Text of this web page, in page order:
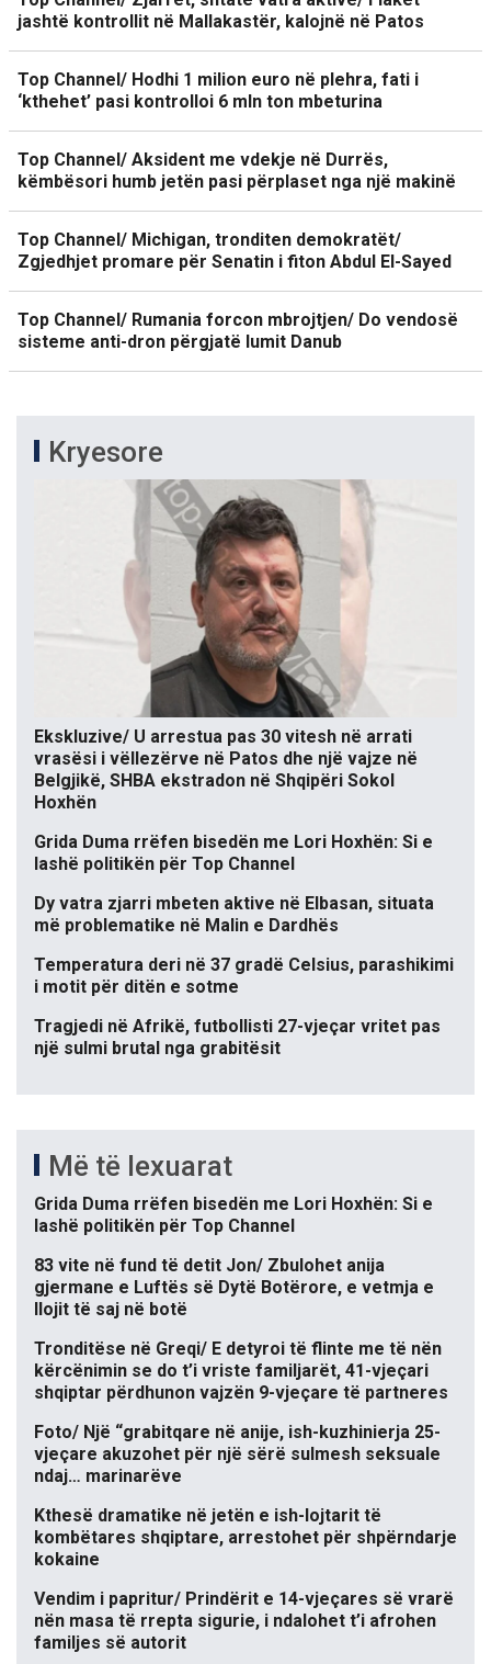
jashtë kontrollit në Mallakastër, kalojnë në Patos
Top Channel/ Hodhi 1 milion euro në plehra, fati i
‘kthehet’ pasi kontrolloi 6 mln ton mbeturina
Top Channel/ Aksident me vdekje në Durrës,
këmbësori humb jetën pasi përplaset nga një makinë
Top Channel/ Michigan, tronditen demokratët/
Zgjedhjet promare për Senatin i fiton Abdul El-Sayed
Top Channel/ Rumania forcon mbrojtjen/ Do vendosë
sisteme anti-dron përgjatë lumit Danub
Kryesore
Ekskluzive/ U arrestua pas 30 vitesh në arrati
vrasësi i vëllezërve në Patos dhe një vajze në
Belgjikë, SHBA ekstradon në Shqipëri Sokol
Hoxhën
Grida Duma rrëfen bisedën me Lori Hoxhën: Si e
lashë politikën për Top Channel
Dy vatra zjarri mbeten aktive në Elbasan, situata
më problematike në Malin e Dardhës
Temperatura deri në 37 gradë Celsius, parashikimi
i motit për ditën e sotme
Tragjedi në Afrikë, futbollisti 27-vjeçar vritet pas
një sulmi brutal nga grabitësit
Më të lexuarat
Grida Duma rrëfen bisedën me Lori Hoxhën: Si e
lashë politikën për Top Channel
83 vite në fund të detit Jon/ Zbulohet anija
gjermane e Luftës së Dytë Botërore, e vetmja e
llojit të saj në botë
Tronditëse në Greqi/ E detyroi të flinte me të nën
kërcënimin se do t’i vriste familjarët, 41-vjeçari
shqiptar përdhunon vajzën 9-vjeçare të partneres
Foto/ Një “grabitqare në anije, ish-kuzhinierja 25-
vjeçare akuzohet për një sërë sulmesh seksuale
ndaj… marinarëve
Kthesë dramatike në jetën e ish-lojtarit të
kombëtares shqiptare, arrestohet për shpërndarje
kokaine
Vendim i papritur/ Prindërit e 14-vjeçares së vrarë
nën masa të rrepta sigurie, i ndalohet t’i afrohen
familjes së autorit